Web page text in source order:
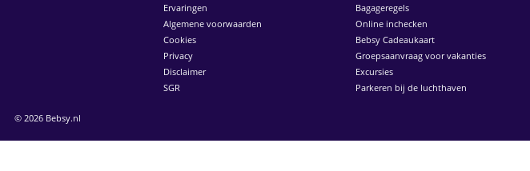
Ervaringen
Algemene voorwaarden
Cookies
Privacy
Disclaimer
SGR
Bagageregels
Online inchecken
Bebsy Cadeaukaart
Groepsaanvraag voor vakanties
Excursies
Parkeren bij de luchthaven
© 2026 Bebsy.nl